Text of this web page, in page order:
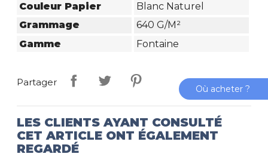
Couleur Papier
Blanc Naturel
Grammage
640 G/m²
Gamme
Fontaine
Partager
LES CLIENTS AYANT CONSULTÉ
CET ARTICLE ONT ÉGALEMENT
REGARDÉ
Où acheter ?